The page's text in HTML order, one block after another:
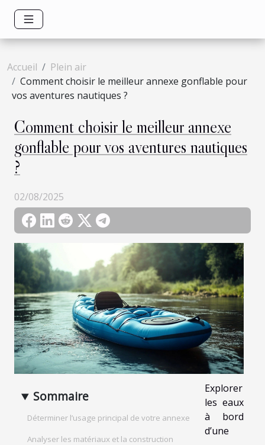
Accueil
Plein air
Comment choisir le meilleur annexe gonflable pour
vos aventures nautiques ?
Comment choisir le meilleur annexe
gonflable pour vos aventures nautiques
?
02/08/2025
Sommaire
Déterminer l’usage principal de votre annexe
Analyser les matériaux et la construction
Explorer
les eaux
à bord
d’une